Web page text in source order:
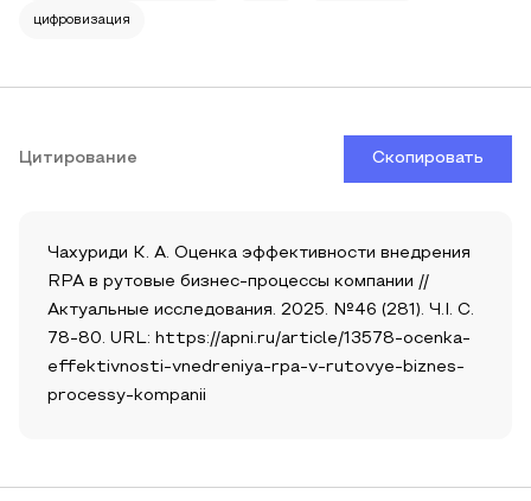
цифровизация
Цитирование Скопировать
Чахуриди К. А. Оценка эффективности внедрения
RPA в рутовые бизнес-процессы компании //
Актуальные исследования. 2025. №46 (281). Ч.I. С.
78-80. URL: https://apni.ru/article/13578-ocenka-
effektivnosti-vnedreniya-rpa-v-rutovye-biznes-
processy-kompanii